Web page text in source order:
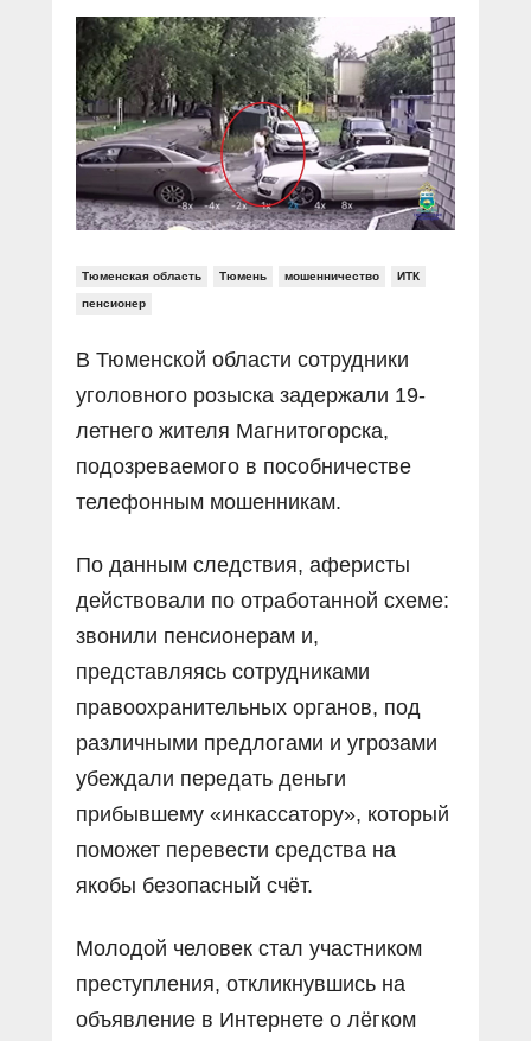
Документальные фильмы
В знании сила
Специальный репортаж
КиберПОСТОВОЙ
Газета «Щит и меч»
Журнал «Полиция России»
О ПОРТАЛЕ
Контакты
Вакансии
Тюменская область Тюмень мошенничество ИТК
пенсионер
В Тюменской области сотрудники
уголовного розыска задержали 19-
летнего жителя Магнитогорска,
подозреваемого в пособничестве
телефонным мошенникам.
По данным следствия, аферисты
действовали по отработанной схеме:
звонили пенсионерам и,
представляясь сотрудниками
правоохранительных органов, под
различными предлогами и угрозами
убеждали передать деньги
прибывшему «инкассатору», который
поможет перевести средства на
якобы безопасный счёт.
Молодой человек стал участником
преступления, откликнувшись на
объявление в Интернете о лёгком